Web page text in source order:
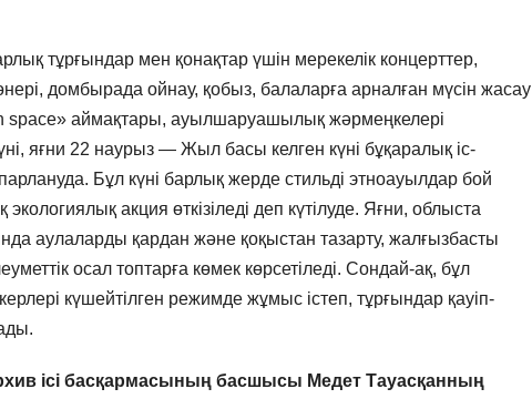
тұрғындар мен қонақтар үшін мерекелік концерттер,
домбырада ойнау, қобыз, балаларға арналған мүсін жасау
аймақтары, ауылшаруашылық жәрмеңкелері
яғни 22 наурыз — Жыл басы келген күні бұқаралық іс-
Бұл күні барлық жерде стильді этноауылдар бой
акция өткізіледі деп күтілуде. Яғни, облыста
аулаларды қардан және қоқыстан тазарту, жалғызбасты
осал топтарға көмек көрсетіледі. Сондай-ақ, бұл
күшейтілген режимде жұмыс істеп, тұрғындар қауіп-
ісі басқармасының басшысы Медет Тауасқанның